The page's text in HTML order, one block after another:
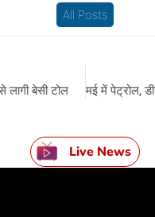
All Posts
बेसी टोल
Live News